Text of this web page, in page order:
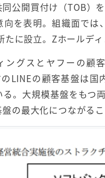
公開買付け（TOB）
向を表明。組織面で
たに設立。Zホールデ
ングスとヤフーの顧
LINEの顧客基盤は
。大規模基盤をもつ
の最大化につながる